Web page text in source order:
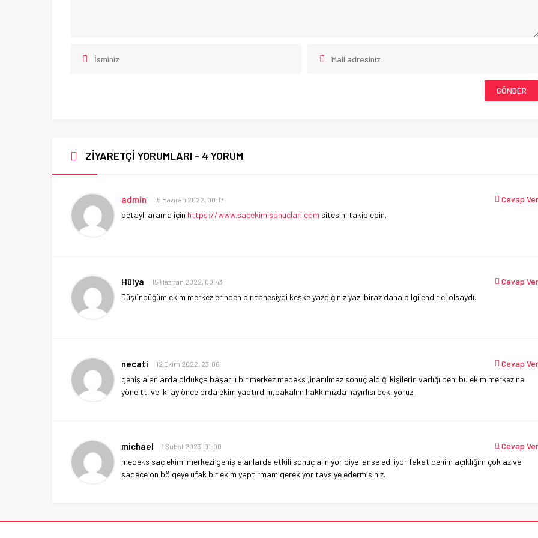
ZİYARETÇİ YORUMLARI - 4 YORUM
admin 15 Haziran 2022, 00:17
detaylı arama için https://www.sacekimisonuclari.com sitesini takip edin.
Cevap Ver
Hülya 15 Haziran 2022, 00:43
Düşündüğüm ekim merkezlerinden bir tanesiydi keşke yazdığınız yazı biraz daha bilgilendirici olsaydı.
Cevap Ver
necati 12 Ekim 2022, 23:06
geniş alanlarda oldukça başarılı bir merkez medeks ,inanılmaz sonuç aldığı kişilerin varlığı beni bu ekim merkezine
yöneltti ve iki ay önce orda ekim yaptırdım,bakalım hakkımızda hayırlısı bekliyoruz.
Cevap Ver
michael 1 Şubat 2023, 01:00
medeks saç ekimi merkezi geniş alanlarda etkili sonuç alınıyor diye lanse ediliyor fakat benim açıklığım çok az ve
sadece ön bölgeye ufak bir ekim yaptırmam gerekiyor tavsiye edermisiniz.
Cevap Ver